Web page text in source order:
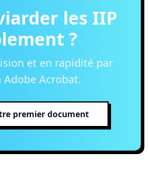
les IIP
?
et en rapidité par
Adobe Acrobat.
premier document